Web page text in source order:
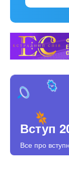
Вступ
Все про